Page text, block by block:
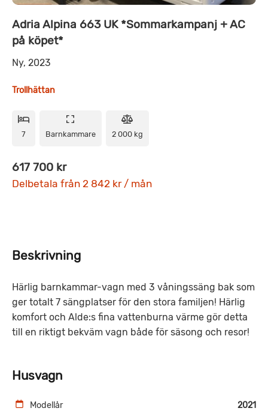
Adria Alpina 663 UK *Sommarkampanj + AC
på köpet*
Ny, 2023
Trollhättan
7 Barnkammare 2 000 kg
617 700 kr
Delbetala från 2 842 kr / mån
Beskrivning
Härlig barnkammar-vagn med 3 våningssäng bak som
ger totalt 7 sängplatser för den stora familjen! Härlig
komfort och Alde:s fina vattenburna värme gör detta
till en riktigt bekväm vagn både för säsong och resor!
Husvagn
Modellår 2021